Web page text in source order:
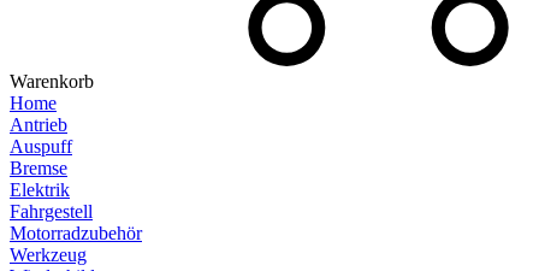
Warenkorb
Home
Antrieb
Auspuff
Bremse
Elektrik
Fahrgestell
Motorradzubehör
Werkzeug